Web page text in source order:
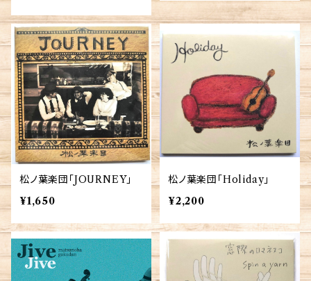
松ノ葉楽団「JOURNEY」
¥1,650
松ノ葉楽団「Holiday」
¥2,200